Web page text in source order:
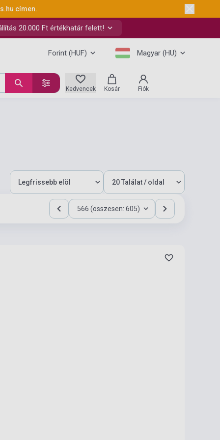
címen.
20.000 Ft értékhatár felett!
Forint (HUF) Magyar (HU)
Kedvencek Kosár Fiók
566 (összesen: 605)